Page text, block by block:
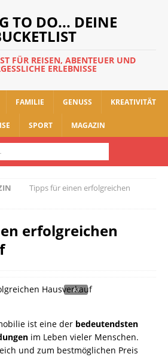
TO DO... DEINE
FÜR REISEN, ABENTEUER UND
ERLEBNISSE
FAMILIE GENUSS KREATIVITÄT
SPORT MAGAZIN
Tipps für einen erfolgreichen
erfolgreichen
ist eine der bedeutendsten
im Leben vieler Menschen.
und zum bestmöglichen Preis